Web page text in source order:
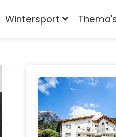
Wintersport